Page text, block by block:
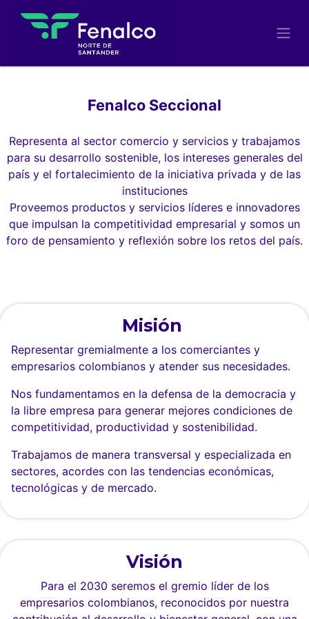
Fenalco Seccional
Representa al sector comercio y servicios y trabajamos
para su desarrollo sostenible, los intereses generales del
país y el fortalecimiento de la iniciativa privada y de las
instituciones
Proveemos productos y servicios líderes e innovadores
que impulsan la competitividad empresarial y somos un
foro de pensamiento y reflexión sobre los retos del país.
Misión
Representar gremialmente a los comerciantes y
empresarios colombianos y atender sus necesidades.
Nos fundamentamos en la defensa de la democracia y
la libre empresa para generar mejores condiciones de
competitividad, productividad y sostenibilidad.
Trabajamos de manera transversal y especializada en
sectores, acordes con las tendencias económicas,
tecnológicas y de mercado.
Visión
Para el 2030 seremos el gremio líder de los
empresarios colombianos, reconocidos por nuestra